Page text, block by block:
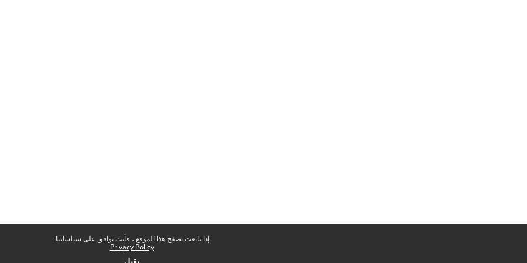
إذا تابعت تصفح هذا الموقع ، فأنت توافق على سياساتنا:
Privacy Policy